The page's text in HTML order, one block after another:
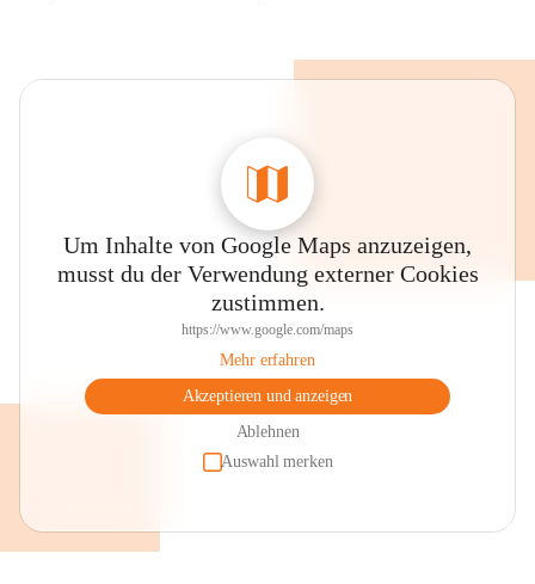
Um Inhalte von Google Maps anzuzeigen,
musst du der Verwendung externer Cookies
zustimmen.
https://www.google.com/maps
Mehr erfahren
Akzeptieren und anzeigen
Ablehnen
Auswahl merken